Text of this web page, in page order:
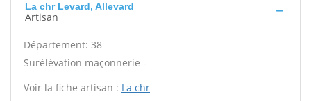
La chr Levard, Allevard
Artisan
Département: 38
Surélévation maçonnerie -
Voir la fiche artisan : La chr